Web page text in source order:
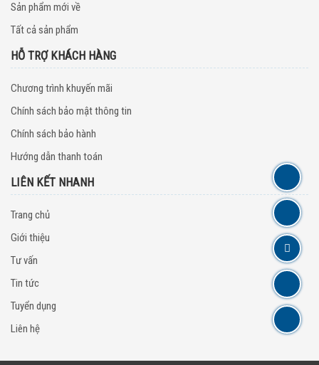
Sản phẩm mới về
Tất cả sản phẩm
HỖ TRỢ KHÁCH HÀNG
Chương trình khuyến mãi
Chính sách bảo mật thông tin
Chính sách bảo hành
Hướng dẫn thanh toán
LIÊN KẾT NHANH
Trang chủ
Giới thiệu
Tư vấn
Tin tức
Tuyển dụng
Liên hệ